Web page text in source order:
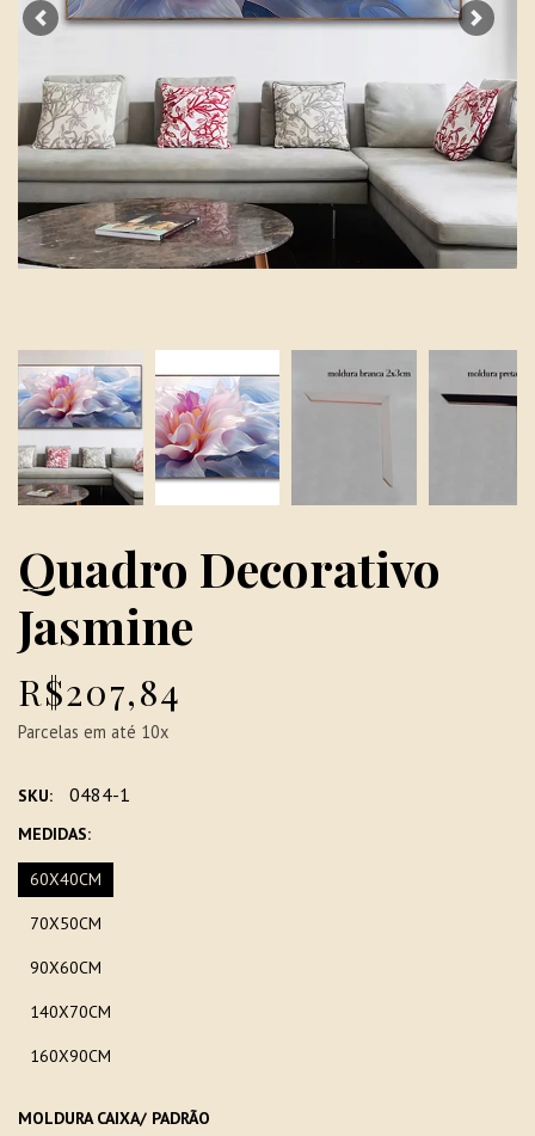
Previous Next
Quadro Decorativo
Jasmine
R$207,84
Parcelas em até 10x
SKU: 0484-1
MEDIDAS:
60X40CM
70X50CM
90X60CM
140X70CM
160X90CM
MOLDURA CAIXA/ PADRÃO